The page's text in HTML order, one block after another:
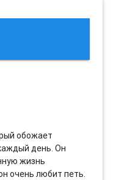
обожает
день. Он
жизнь
очень любит петь.